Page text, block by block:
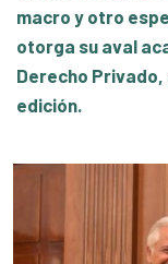
macro y otro
otorga su aval
Derecho
edición.